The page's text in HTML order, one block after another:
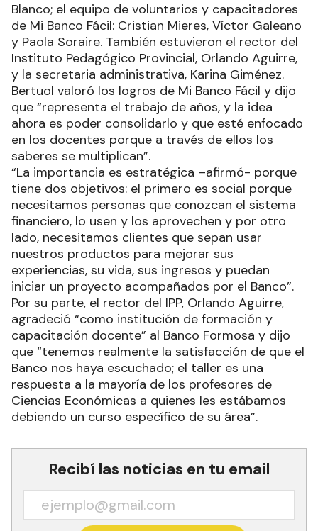
Blanco; el equipo de voluntarios y capacitadores
de Mi Banco Fácil: Cristian Mieres, Víctor Galeano
y Paola Soraire. También estuvieron el rector del
Instituto Pedagógico Provincial, Orlando Aguirre,
y la secretaria administrativa, Karina Giménez.
Bertuol valoró los logros de Mi Banco Fácil y dijo
que “representa el trabajo de años, y la idea
ahora es poder consolidarlo y que esté enfocado
en los docentes porque a través de ellos los
saberes se multiplican”.
“La importancia es estratégica –afirmó- porque
tiene dos objetivos: el primero es social porque
necesitamos personas que conozcan el sistema
financiero, lo usen y los aprovechen y por otro
lado, necesitamos clientes que sepan usar
nuestros productos para mejorar sus
experiencias, su vida, sus ingresos y puedan
iniciar un proyecto acompañados por el Banco”.
Por su parte, el rector del IPP, Orlando Aguirre,
agradeció “como institución de formación y
capacitación docente” al Banco Formosa y dijo
que “tenemos realmente la satisfacción de que el
Banco nos haya escuchado; el taller es una
respuesta a la mayoría de los profesores de
Ciencias Económicas a quienes les estábamos
debiendo un curso específico de su área”.
Recibí las noticias en tu email